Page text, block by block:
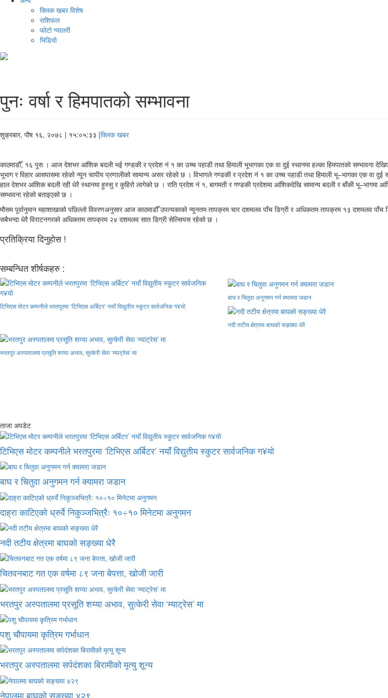
क्लिक खबर विशेष
राशिफल
फोटो ग्यालरी
भिडियो
पुनः वर्षा र हिमपातको सम्भावना
शुक्रबार, पौष १६, २०७८ | १५:०५:३३ |क्लिक खबर
काठमाडौँ, १६ पुस । आज देशभर आंशिक बदली भई गण्डकी र प्रदेश नं १ का उच्च पहाडी तथा हिमाली भूभागका एक वा दुई स्थानमा हल्का हिमपातको सम्भावना
भूभाग र विहार आसपासमा रहेको न्यून चापीय प्रणालीको सामान्य असर रहेको छ । विभागले गण्डकी र प्रदेश नं १ का उच्च पहाडी तथा हिमाली भू–भागका एक वा
हाल देशभर आंशिक बदली रही धेरै स्थानमा हुस्सु र कुहिरो लागेको छ । राति प्रदेश नं १, बागमती र गण्डकी प्रदेशमा आंशिकदेखि सामान्य बदली र बाँकी भू–भागमा
सम्भावना रहेको बताइएको छ ।
मौसम पूर्वानुमान महाशाखाको पछिल्लो विवरणअनुसार आज काठमाडौँ उपत्यकाको न्यूनतम तापक्रम चार दशमलव पाँच डिग्री र अधिकतम तापक्रम १३ दशमलव
सबैभन्दा धेरै विराटनगरको अधिकतम तापक्रम २४ दशमलव सात डिग्री सेल्सियस रहेको छ ।
प्रतिक्रिया दिनुहोस !
सम्बन्धित शीर्षकहरु :
टिभिएस मोटर कम्पनीले भरतपुरमा ‘टिभिएस अर्बिटर’ नयाँ विद्युतीय स्कुटर सार्वजनिक ग¥यो
बाघ र चितुवा अनुगमन गर्न क्यामरा जडान
नदी तटीय क्षेत्रमा बाघको सङ्ख्या धेरै
भरतपुर अस्पतालमा प्रसूति शय्या अभाव, सुत्केरी सेवा ‘म्याट्रेस’ मा
ताजा अपडेट
टिभिएस मोटर कम्पनीले भरतपुरमा ‘टिभिएस अर्बिटर’ नयाँ विद्युतीय स्कुटर सार्वजनिक ग¥यो
बाघ र चितुवा अनुगमन गर्न क्यामरा जडान
दाह्रा काटिएको ध्रुर्वे निकुञ्जभित्रैः १०÷१० मिनेटमा अनुगमन
नदी तटीय क्षेत्रमा बाघको सङ्ख्या धेरै
चितवनबाट गत एक वर्षमा ८९ जना बेपत्ता, खोजी जारी
भरतपुर अस्पतालमा प्रसूति शय्या अभाव, सुत्केरी सेवा ‘म्याट्रेस’ मा
पशु चौपायमा कृत्रिम गर्भाधान
भरतपुर अस्पतालमा सर्पदंशका बिरामीको मृत्यु शून्य
नेपालमा बाघको सङ्ख्या ४२९